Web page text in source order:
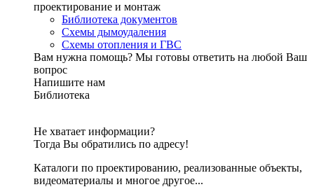
проектирование и монтаж
Библиотека документов
Схемы дымоудаления
Схемы отопления и ГВС
Вам нужна помощь? Мы готовы ответить на любой Ваш
вопрос
Напишите нам
Библиотека
Не хватает информации?
Тогда Вы обратились по адресу!
Каталоги по проектированию, реализованные объекты,
видеоматериалы и многое другое...